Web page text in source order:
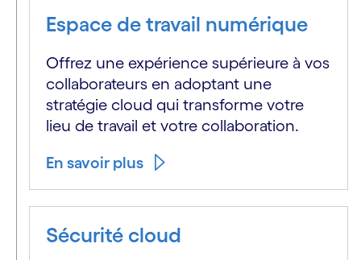
Espace de travail numérique
Offrez une expérience supérieure à vos
collaborateurs en adoptant une
stratégie cloud qui transforme votre
lieu de travail et votre collaboration.
En savoir plus
Sécurité cloud